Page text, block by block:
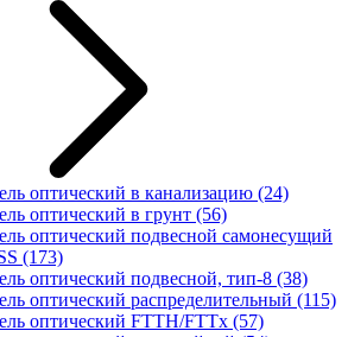
оптический в канализацию (24)
оптический в грунт (56)
оптический подвесной самонесущий
(173)
оптический подвесной, тип-8 (38)
оптический распределительный (115)
оптический FTTH/FTTx (57)